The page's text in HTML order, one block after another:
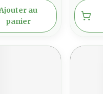
au
panier